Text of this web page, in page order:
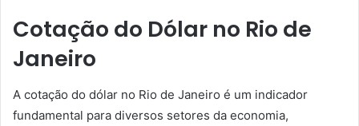
Cotação do Dólar no Rio de
Janeiro
A cotação do dólar no Rio de Janeiro é um indicador
fundamental para diversos setores da economia,